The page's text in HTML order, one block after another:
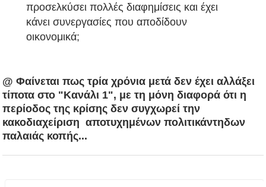
προσελκύσει πολλές διαφημίσεις και έχει
κάνει συνεργασίες που αποδίδουν
οικονομικά;
@ Φαίνεται πως τρία χρόνια μετά δεν έχει αλλάξει
τίποτα στο "Κανάλι 1", με τη μόνη διαφορά ότι η
περίοδος της κρίσης δεν συγχωρεί την
κακοδιαχείριση αποτυχημένων πολιτικάντηδων
παλαιάς κοπής...